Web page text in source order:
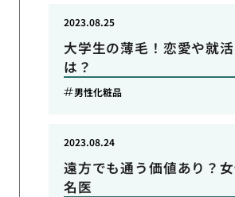
大学生の薄毛！恋愛や就
は？
2023.08.25
男性化粧品
遠方でも通う価値あり？
名医
2023.08.24